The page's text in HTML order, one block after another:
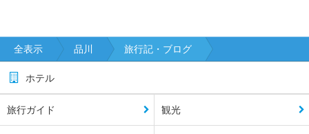
全表示 品川 旅行記・ブログ
ホテル
旅行ガイド 観光